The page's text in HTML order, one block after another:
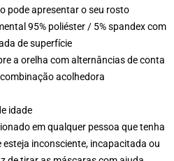
pode apresentar o seu rosto
95% poliéster / 5% spandex com
de superfície
a orelha com alternâncias de conta
acolhedora
idade
em qualquer pessoa que tenha
inconsciente, incapacitada ou